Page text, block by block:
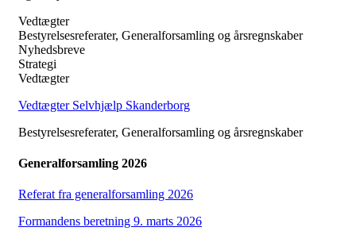
Vedtægter
Bestyrelsesreferater, Generalforsamling og årsregnskaber
Nyhedsbreve
Strategi
Vedtægter
Vedtægter Selvhjælp Skanderborg
Bestyrelsesreferater, Generalforsamling og årsregnskaber
Generalforsamling 2026
Referat fra generalforsamling 2026
Formandens beretning 9. marts 2026